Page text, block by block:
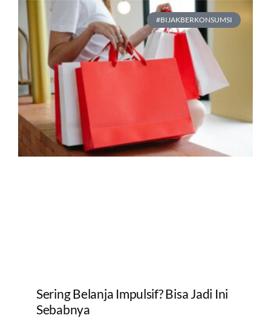
#BIJAKBERKONSUMSI
Sering Belanja Impulsif? Bisa Jadi Ini
Sebabnya